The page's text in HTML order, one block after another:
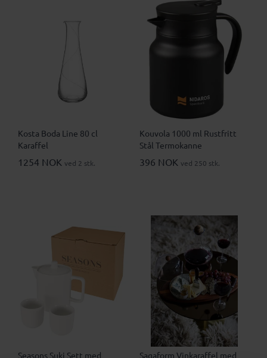
Kosta Boda Line 80 cl
Karaffel
1254 NOK ved 2 stk.
Kouvola 1000 ml Rustfritt
Stål Termokanne
396 NOK ved 250 stk.
Seasons Suki Sett med Sagaform Vinkaraffel med